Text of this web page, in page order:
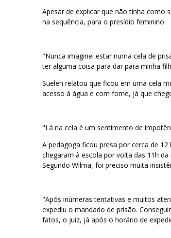
Apesar de explicar que não tinha como
na sequência, para o presídio feminino.
"Nunca imaginei estar numa cela de
ter alguma coisa para dar para minha
Suelen relatou que ficou em uma cela
acesso à água e com fome, já que
"Lá na cela é um sentimento de
A pedagoga ficou presa por cerca de
chegaram à escola por volta das 11h
Segundo Wilma, foi preciso muita
"Após inúmeras tentativas e muitos
expediu o mandado de prisão.
fatos, o juiz, já após o horário de